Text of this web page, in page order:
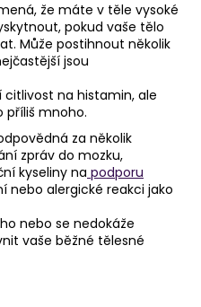
že máte v těle vysoké
pokud vaše tělo
Může postihnout několik
jsou
citlivost na histamin, ale
příliš mnoho.
za několik
zpráv do mozku,
kyseliny na podporu
nebo alergické reakci jako
nebo se nedokáže
vaše běžné tělesné